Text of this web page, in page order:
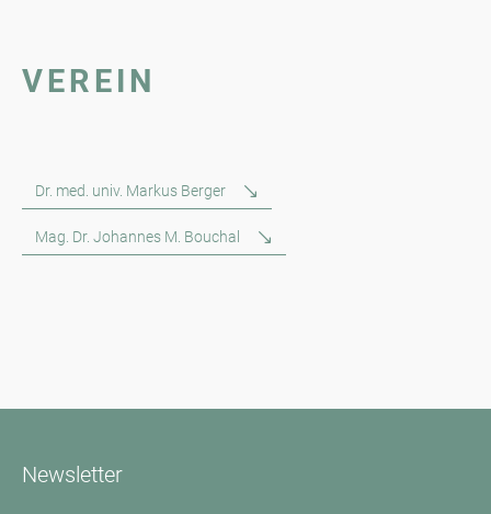
VEREIN
Dr. med. univ. Markus Berger
Mag. Dr. Johannes M. Bouchal
Newsletter